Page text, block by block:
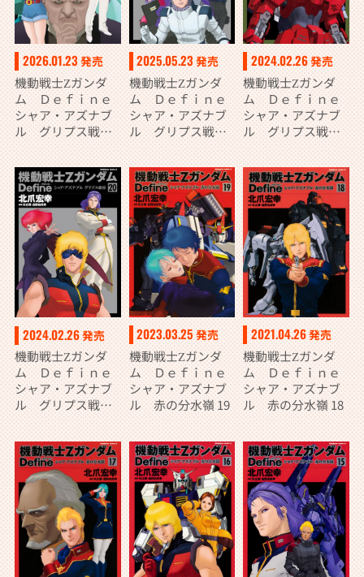
2026.01.23 発売
機動戦士Ζガンダ
ム Ｄｅｆｉｎｅ
シャア・アズナブ
ル グリプス戦役
2025.05.23 発売
機動戦士Ζガンダ
ム Ｄｅｆｉｎｅ
シャア・アズナブ
ル グリプス戦役
2024.02.26発売
機動戦士Ζガンダ
ム Ｄｅｆｉｎｅ
シャア・アズナブ
ル グリプス戦役
2024.02.26発売
機動戦士Ζガンダ
ム Ｄｅｆｉｎｅ
シャア・アズナブ
ル グリプス戦役
2023.03.25 発売
機動戦士Ζガンダ
ム Ｄｅｆｉｎｅ
シャア・アズナブ
ル 赤の分水嶺 19
2021.04.26発売
機動戦士Ζガンダ
ム Ｄｅｆｉｎｅ
シャア・アズナブ
ル 赤の分水嶺 18